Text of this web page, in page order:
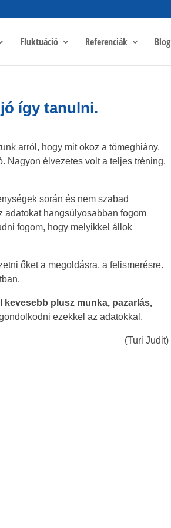
Fluktuáció Referenciák Blog
így tanulni.
arról, hogy mit okoz a tömeghiány,
Nagyon élvezetes volt a teljes tréning.
során és nem szabad
adatokat hangsúlyosabban fogom
fogom, hogy melyikkel állok
őket a megoldásra, a felismerésre.
kevesebb plusz munka, pazarlás,
ezekkel az adatokkal.
(Turi Judit)